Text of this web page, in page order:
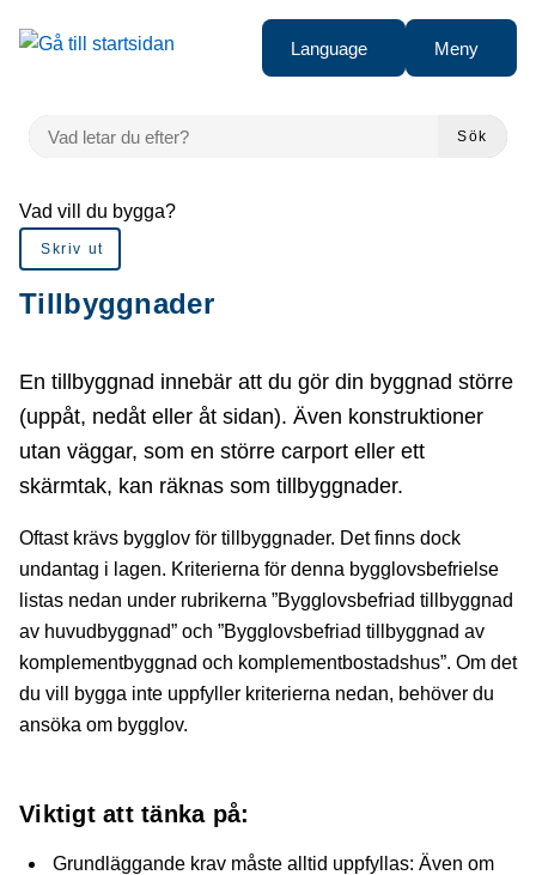
Gå till innehåll
till sidomeny
Language Meny
VAD LETAR DU EFTER?
Sök
Du är här:
Vad vill du bygga?
Skriv ut
Tillbyggnader
En tillbyggnad innebär att du gör din byggnad större
(uppåt, nedåt eller åt sidan). Även konstruktioner
utan väggar, som en större carport eller ett
skärmtak, kan räknas som tillbyggnader.
Oftast krävs bygglov för tillbyggnader. Det finns dock
undantag i lagen. Kriterierna för denna bygglovsbefrielse
listas nedan under rubrikerna ”Bygglovsbefriad tillbyggnad
av huvudbyggnad” och ”Bygglovsbefriad tillbyggnad av
komplementbyggnad och komplementbostadshus”. Om det
du vill bygga inte uppfyller kriterierna nedan, behöver du
ansöka om bygglov.
Viktigt att tänka på:
Grundläggande krav måste alltid uppfyllas: Även om